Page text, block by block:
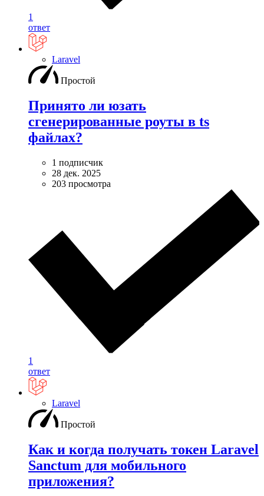
1
ответ
Laravel
Простой
Принято ли юзать
сгенерированные роуты в ts
файлах?
1 подписчик
28 дек. 2025
203 просмотра
1
ответ
Laravel
Простой
Как и когда получать токен Laravel
Sanctum для мобильного
приложения?